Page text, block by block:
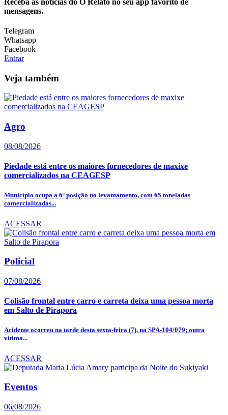
mensagens.
Telegram
Whatsapp
Facebook
Entrar
Veja também
Agro
08/08/2026
Piedade está entre os maiores fornecedores de maxixe
comercializados na CEAGESP
Município ocupa a 6ª posição no levantamento, com 65 toneladas
comercializadas...
ACESSAR
Policial
07/08/2026
Colisão frontal entre carro e carreta deixa uma pessoa morta
em Salto de Pirapora
Acidente ocorreu na tarde desta sexta-feira (7), na SPA-104/079; outra
vítima...
ACESSAR
Eventos
06/08/2026